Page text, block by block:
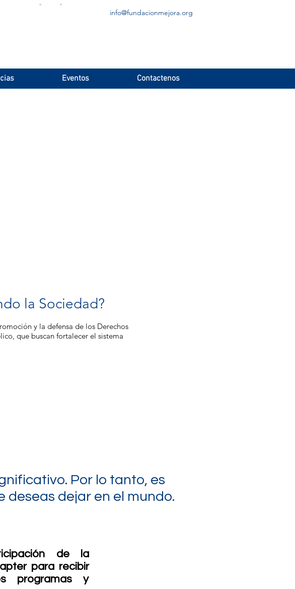
info@fundacionmejora.org
Eventos Contactenos
la Sociedad?
y la defensa de los Derechos
que buscan fortalecer el sistema
Por lo tanto, es
dejar en el mundo.
de la
para recibir
programasy